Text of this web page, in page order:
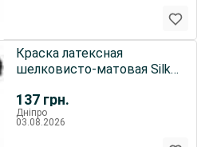
137 грн.
Краска латексная
шелковисто-матовая Silk
Дніпро
03.08.2026